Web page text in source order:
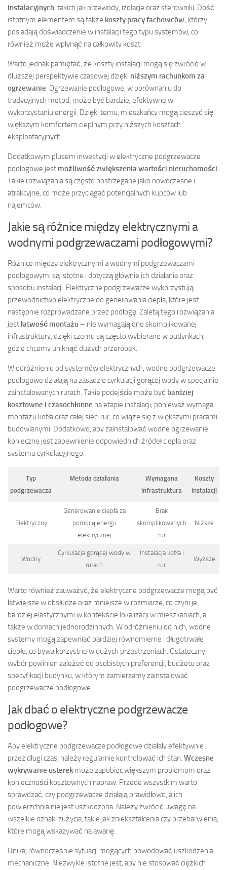
instalacyjnych, takich jak przewody, izolacje oraz sterowniki. Dość
istotnym elementem są także koszty pracy fachowców, którzy
posiadają doświadczenie w instalacji tego typu systemów, co
również może wpłynąć na całkowity koszt.
Warto jednak pamiętać, że koszty instalacji mogą się zwrócić w
dłuższej perspektywie czasowej dzięki niższym rachunkom za
ogrzewanie. Ogrzewanie podłogowe, w porównaniu do
tradycyjnych metod, może być bardziej efektywne w
wykorzystaniu energii. Dzięki temu, mieszkańcy mogą cieszyć się
większym komfortem cieplnym przy niższych kosztach
eksploatacyjnych.
Dodatkowym plusem inwestycji w elektryczne podgrzewacze
podłogowe jest możliwość zwiększenia wartości nieruchomości.
Takie rozwiązania są często postrzegane jako nowoczesne i
atrakcyjne, co może przyciągać potencjalnych kupców lub
najemców.
Jakie są różnice między elektrycznymi a
wodnymi podgrzewaczami podłogowymi?
Różnice między elektrycznymi a wodnymi podgrzewaczami
podłogowymi są istotne i dotyczą głównie ich działania oraz
sposobu instalacji. Elektryczne podgrzewacze wykorzystują
przewodnictwo elektryczne do generowania ciepła, które jest
następnie rozprowadzane przez podłogę. Zaletą tego rozwiązania
jestłatwość montażu – nie wymagają one skomplikowanej
infrastruktury, dzięki czemu są często wybierane w budynkach,
gdzie chcemy uniknąć dużych przeróbek.
W odróżnieniu od systemów elektrycznych, wodne podgrzewacze
podłogowe działają na zasadzie cyrkulacji gorącej wody w specjalnie
zainstalowanych rurach. Takie podejście może być bardziej
kosztowne i czasochłonne na etapie instalacji, ponieważ wymaga
montażu kotła oraz całej sieci rur, co wiąże się z większymi pracami
budowlanymi. Dodatkowo, aby zainstalować wodne ogrzewanie,
konieczne jest zapewnienie odpowiednich źródeł ciepła oraz
systemu cyrkulacyjnego.
Typ
podgrzewacza
Metoda działania
Wymagana
infrastruktura
Koszty
instalacji
Elektryczny
Generowanie ciepła za
pomocą energii
elektrycznej
Brak
skomplikowanych
rur
Niższe
Wodny
Cyrkulacja gorącej wody w
rurach
Instalacja kotła i
rur
Wyższe
Warto również zauważyć, że elektryczne podgrzewacze mogą być
łatwiejsze w obsłudze oraz mniejsze w rozmiarze, co czyni je
bardziej elastycznymi w kontekście lokalizacji w mieszkaniach, a
także w domach jednorodzinnych. W odróżnieniu od nich, wodne
systemy mogą zapewniać bardziej równomierne i długotrwałe
ciepło, co bywa korzystne w dużych przestrzeniach. Ostateczny
wybór powinien zależeć od osobistych preferencji, budżetu oraz
specyfikacji budynku, w którym zamierzamy zainstalować
podgrzewacze podłogowe.
Jak dbać o elektryczne podgrzewacze
podłogowe?
Aby elektryczne podgrzewacze podłogowe działały efektywnie
przez długi czas, należy regularnie kontrolować ich stan. Wczesne
wykrywanie usterek może zapobiec większym problemom oraz
konieczności kosztownych napraw. Przede wszystkim warto
sprawdzać, czy podgrzewacze działają prawidłowo, a ich
powierzchnia nie jest uszkodzona. Należy zwrócić uwagę na
wszelkie oznaki zużycia, takie jak zniekształcenia czy przebarwienia,
które mogą wskazywać na awarię.
Unikaj równocześnie sytuacji mogących powodować uszkodzenia
mechaniczne. Niezwykle istotne jest, aby nie stosować ciężkich